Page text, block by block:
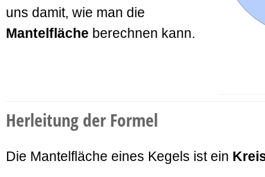
uns damit, wie man die
Mantelfläche berechnen kann.
Herleitung der Formel
Die Mantelfläche eines Kegels ist ein